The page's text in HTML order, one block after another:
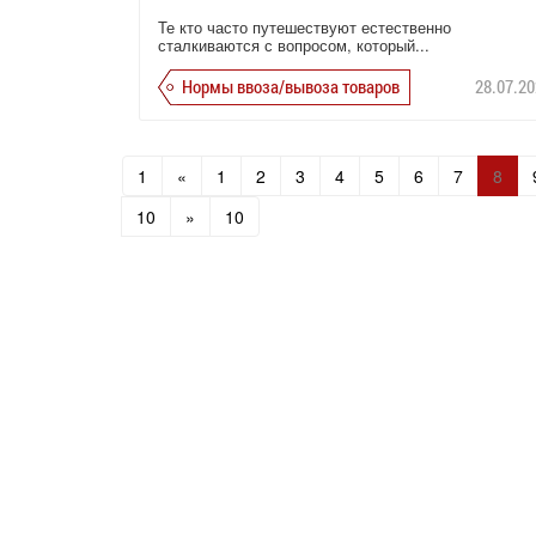
Те кто часто путешествуют естественно
сталкиваются с вопросом, который...
Нормы ввоза/вывоза товаров
1 « 1 2 3 4 5 6 7 8
10
» 10